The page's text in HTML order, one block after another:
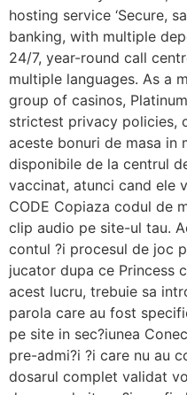
hosting service ‘Secure,
banking, with multiple
24/7, year-round call
multiple languages. As a
group of casinos,
strictest privacy policies,
aceste bonuri de masa in
disponibile de la centrul
vaccinat, atunci cand ele
CODE Copiaza codul de
clip audio pe site-ul tau.
contul ?i procesul de joc
jucator dupa ce Princess
acest lucru, trebuie sa
parola care au fost
pe site in sec?iunea
pre-admi?i ?i care nu au
dosarul complet validat